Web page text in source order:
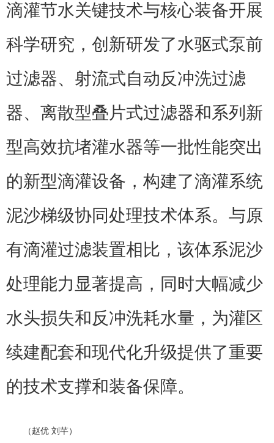
滴灌节水关键技术与核心装备开展
科学研究，创新研发了水驱式泵前
过滤器、射流式自动反冲洗过滤
器、离散型叠片式过滤器和系列新
型高效抗堵灌水器等一批性能突出
的新型滴灌设备，构建了滴灌系统
泥沙梯级协同处理技术体系。与原
有滴灌过滤装置相比，该体系泥沙
处理能力显著提高，同时大幅减少
水头损失和反冲洗耗水量，为灌区
续建配套和现代化升级提供了重要
的技术支撑和装备保障。
（赵优 刘芊）